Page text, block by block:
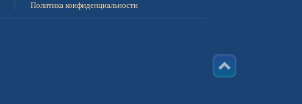
Политика конфиденциальности